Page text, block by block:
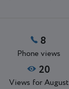
8
Phone views
20
Views for August